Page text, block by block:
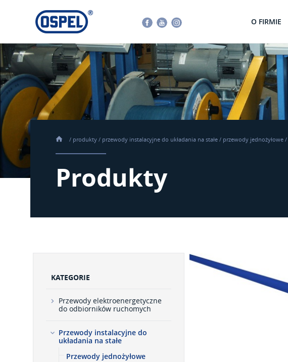
Instagram O FIRMIE
/ produkty / przewody instalacyjne do układania na stałe / przewody jednożyłowe /
Produkty
KATEGORIE
Przewody elektroenergetyczne
do odbiorników ruchomych
Przewody instalacyjne do
układania na stałe
Przewody jednożyłowe